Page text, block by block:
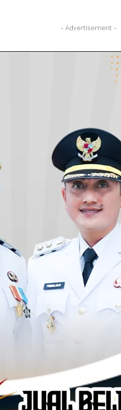
- Advertisement -